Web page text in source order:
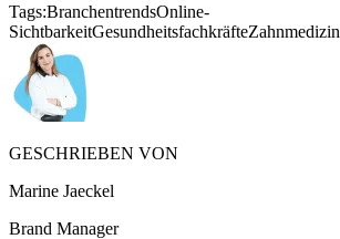
Tags:BranchentrendsOnline-
SichtbarkeitGesundheitsfachkräfteZahnmedizin
GESCHRIEBEN VON
Marine Jaeckel
Brand Manager